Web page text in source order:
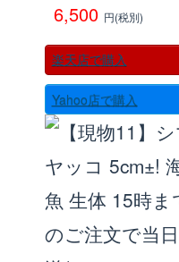
6,500 円(税別)
楽天店で購入
Yahoo店で購入